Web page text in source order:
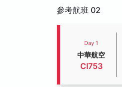
參考航班 02
Day 1
中華航空
CI753